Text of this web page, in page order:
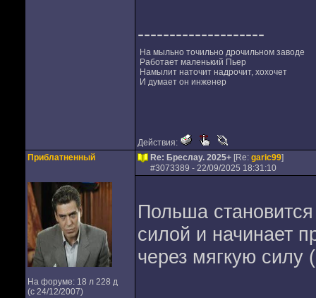
--------------------
На мыльно точильно дрочильном заводе
Работает маленький Пьер
Намылит наточит надрочит, хохочет
И думает он инженер
Действия:
Приблатненный
На форуме: 18 л 228 д
(с 24/12/2007)
Re: Бреслау. 2025+ [Re: garic99]
#3073389 - 22/09/2025 18:31:10
Польша становится
силой и начинает
через мягкую силу